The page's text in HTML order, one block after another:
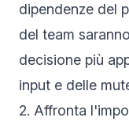
dipendenze del
del team
decisione più
input e delle
2. Affronta